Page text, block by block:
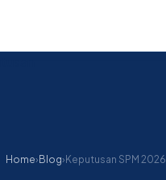
Home› Blog› Keputusan SPM 2026